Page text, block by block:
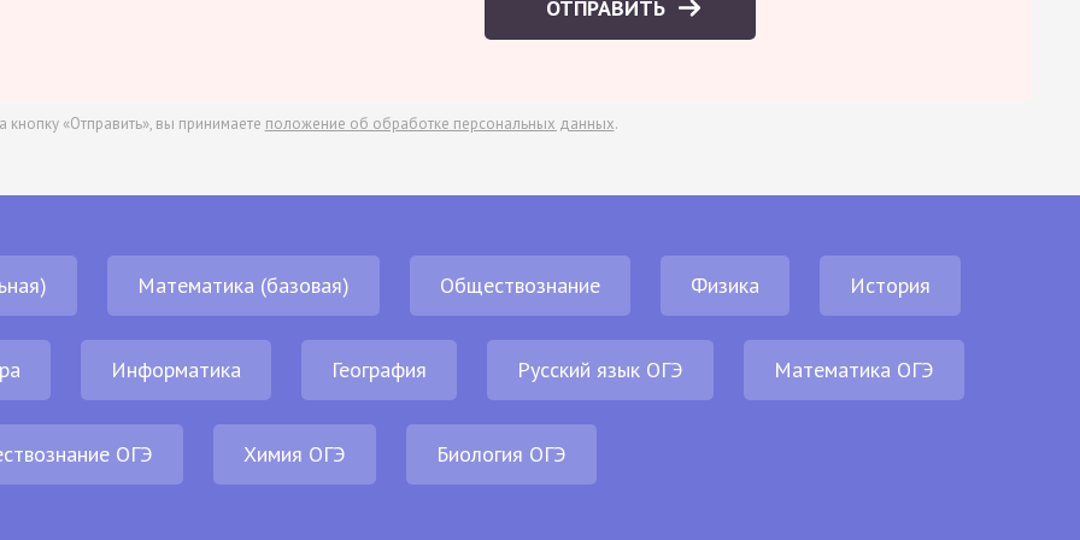
ОТПРАВИТЬ
«Отправить», вы принимаете положение об обработке персональных данных.
Математика (базовая) Обществознание Физика История
Информатика География Русский язык ОГЭ Математика ОГЭ
ОГЭ Химия ОГЭ Биология ОГЭ